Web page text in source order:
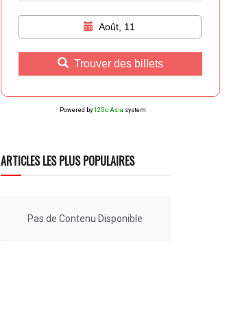
Août, 11
Trouver des billets
Powered by 12Go Asia system
ARTICLES LES PLUS POPULAIRES
Pas de Contenu Disponible